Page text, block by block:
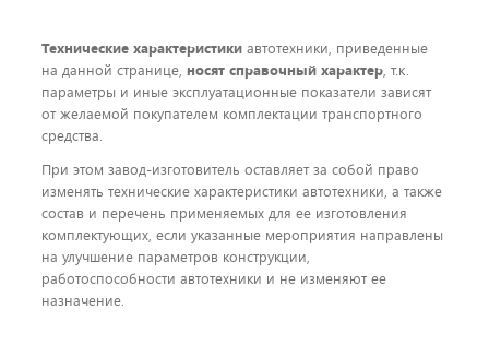
Технические характеристики автотехники, приведенные
на данной странице, носят справочный характер, т.к.
параметры и иные эксплуатационные показатели зависят
от желаемой покупателем комплектации транспортного
средства.
При этом завод-изготовитель оставляет за собой право
изменять технические характеристики автотехники, а также
состав и перечень применяемых для ее изготовления
комплектующих, если указанные мероприятия направлены
на улучшение параметров конструкции,
работоспособности автотехники и не изменяют ее
назначение.